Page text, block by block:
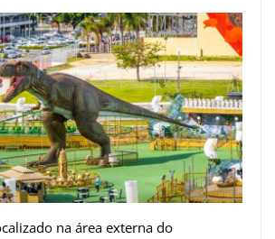
na área externa do